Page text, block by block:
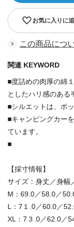
お気に入りに
この商品につ
関連 KEYWORD
■度詰めの肉厚の綿
としたハリ感のある
■シルエットは、ボ
■キャンピングカー
ています。
■
【採寸情報】
サイズ：身丈／身幅
M：69.0／58.0／
L：7１.0／60.0／
XL：7３.0／62.0／